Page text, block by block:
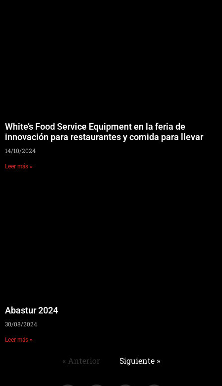
White’s Food Service Equipment en la feria de
innovación para restaurantes y comida para llevar
14/10/2024
Leer más »
Abastur 2024
30/08/2024
Leer más »
« Anterior Siguiente »